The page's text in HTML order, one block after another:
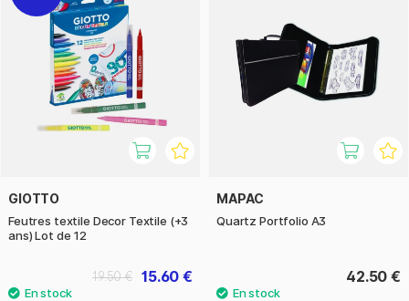
GIOTTO
Feutres textile Decor Textile (+3
ans) Lot de 12
15.60 €
19.50 €
MAPAC
Quartz Portfolio A3
42.50 €